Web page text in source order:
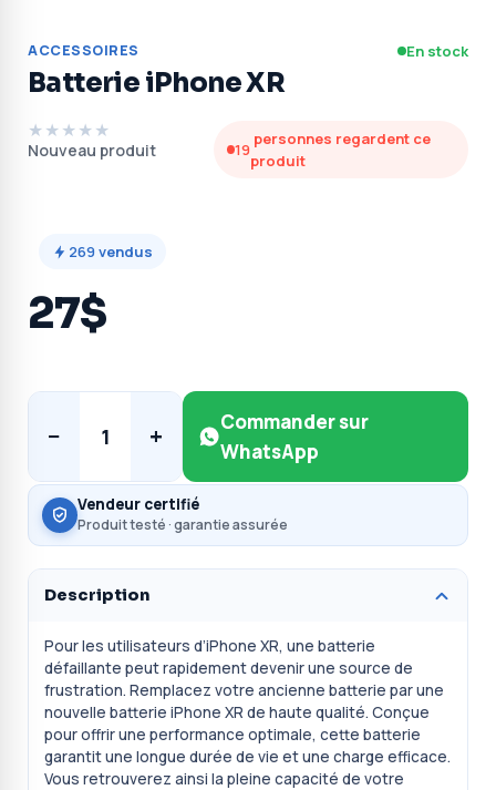
ACCESSOIRES En stock
Batterie iPhone XR
★★★★★
Nouveau produit 19
personnes regardent ce
produit
269vendus
27$
− 1 +
Commander sur
WhatsApp
Vendeur certifié
Produit testé · garantie assurée
Description
Pour les utilisateurs d’iPhone XR, une batterie
défaillante peut rapidement devenir une source de
frustration. Remplacez votre ancienne batterie par une
nouvelle batterie iPhone XR de haute qualité. Conçue
pour offrir une performance optimale, cette batterie
garantit une longue durée de vie et une charge efficace.
Vous retrouverez ainsi la pleine capacité de votre